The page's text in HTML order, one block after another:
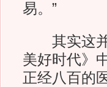
易。”
其实这并
美好时代》
正经八百的